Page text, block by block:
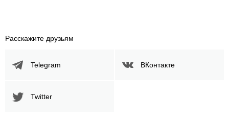
Расскажите друзьям
Telegram ВКонтакте
Twitter